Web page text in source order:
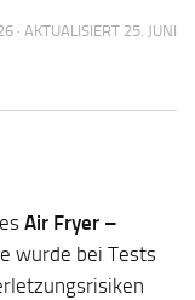
· AKTUALISIERT 25. JUNI
Air Fryer –
wurde bei Tests